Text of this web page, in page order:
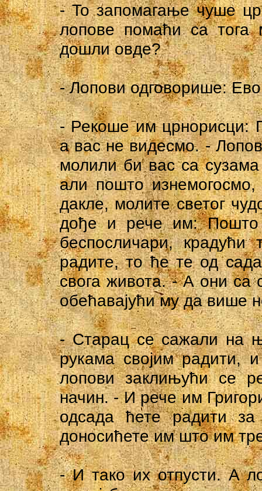
- To запомагање чуше
лопове помаћи са
дошли овде?
- Лопови одговорише:
- Рекоше им црнорисци:
а вас не видесмо. -
молили би вас са
али пошто
дакле, молите светог
дође и рече им: Пошто
беспосличари,
радите, то ће те од
свога живота. - А они са
обећавајући му да више
- Старац се сажали на
рукама својим радити,
лопови заклињући се
начин. - И рече им
одсада ћете радити за
доносићете им што им
- И тако их отпусти. А